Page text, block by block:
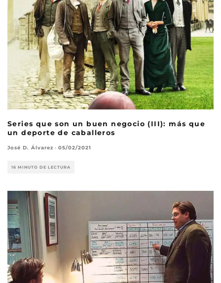
Series que son un buen negocio (III): más que
un deporte de caballeros
José D. Álvarez · 05/02/2021
16 MINUTO DE LECTURA